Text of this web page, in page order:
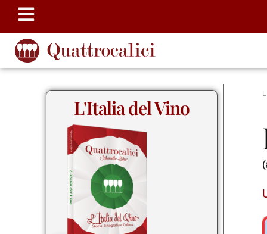
L'Italia del Vino